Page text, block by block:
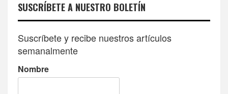
SUSCRÍBETE A NUESTRO BOLETÍN
Suscríbete y recibe nuestros artículos
semanalmente
Nombre